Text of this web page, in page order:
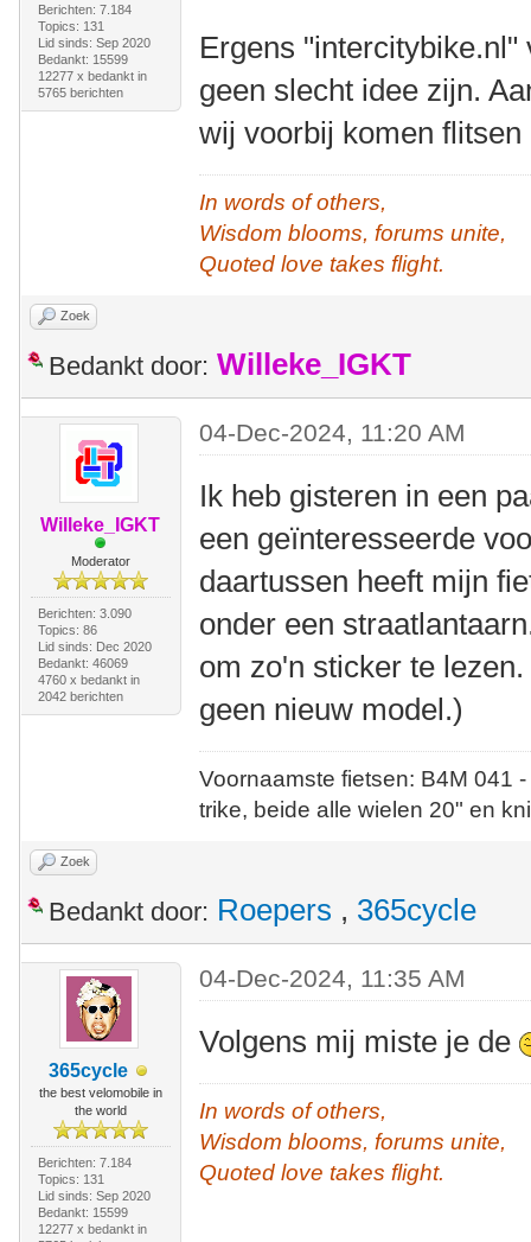
Berichten: 7.184
Topics: 131
Lid sinds: Sep 2020
Bedankt: 15599
12277 x bedankt in
5765 berichten
Ergens
geen slecht idee zijn.
wij voorbij komen
In words of others,
Wisdom blooms, forums unite,
Quoted love takes flight.
Zoek
Bedankt door: Willeke_IGKT
Willeke_IGKT
Moderator
Berichten: 3.090
Topics: 86
Lid sinds: Dec 2020
Bedankt: 46069
4760 x bedankt in
2042 berichten
04-Dec-2024, 11:20 AM
Ik heb gisteren in een
een geïnteresseerde
daartussen heeft mijn
onder een
om zo'n sticker te
geen nieuw model.)
Voornaamste fietsen: B4M
trike, beide alle wielen 20" en
Zoek
Bedankt door: Roepers , 365cycle
365cycle
the best velomobile in
the world
Berichten: 7.184
Topics: 131
Lid sinds: Sep 2020
Bedankt: 15599
12277 x bedankt in
04-Dec-2024, 11:35 AM
Volgens mij miste je de
In words of others,
Wisdom blooms, forums unite,
Quoted love takes flight.